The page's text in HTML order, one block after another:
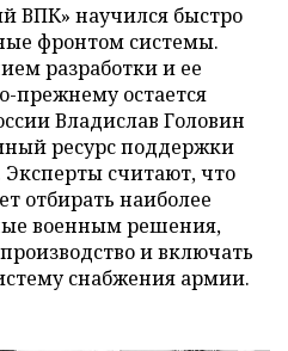
ВПК» научился быстро
фронтом системы.
разработки и ее
прежнему остается
Владислав Головин
ресурс поддержки
считают, что
отбирать наиболее
военным решения,
и включать
снабжения армии.